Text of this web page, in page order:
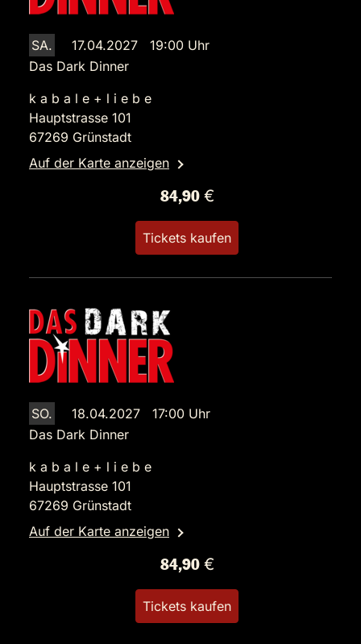
SA.
17.04.2027 19:00 Uhr
Das Dark Dinner
k a b a l e + l i e b e
Hauptstrasse 101
67269 Grünstadt
Auf der Karte anzeigen
84,90 €
Tickets kaufen
SO.
18.04.2027 17:00 Uhr
Das Dark Dinner
k a b a l e + l i e b e
Hauptstrasse 101
67269 Grünstadt
Auf der Karte anzeigen
84,90 €
Tickets kaufen